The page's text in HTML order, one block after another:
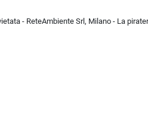
- ReteAmbiente Srl, Milano - La